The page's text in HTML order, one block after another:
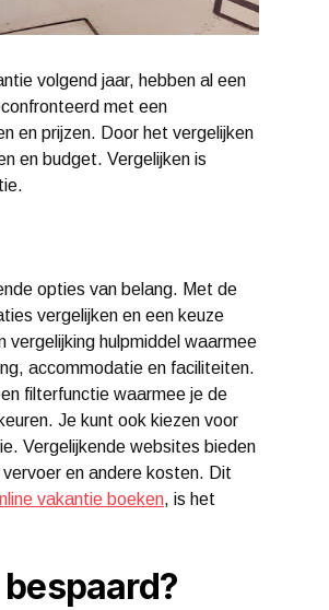
volgend jaar, hebben al een
met een
en prijzen. Door het vergelijken
en budget. Vergelijken is
opties van belang. Met de
vergelijken en een keuze
hulpmiddel waarmee
accommodatie en faciliteiten.
filterfunctie waarmee je de
Je kunt ook kiezen voor
Vergelijkende websites bieden
en andere kosten. Dit
vakantie boeken, is het